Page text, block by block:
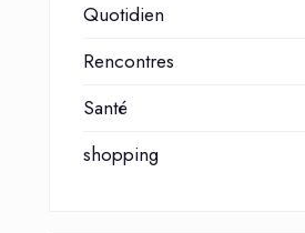
Quotidien
Rencontres
Santé
shopping